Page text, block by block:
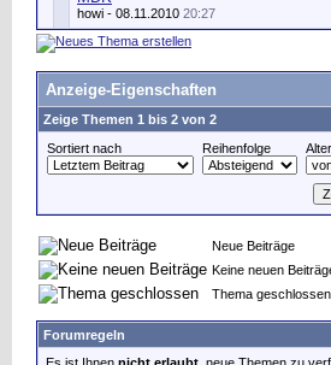
howi - 08.11.2010 20:27
Anzeige-Eigenschaften
Zeige Themen 1 bis 2 von 2
Sortiert nach
Reihenfolge Alter
Neue Beiträge
Keine neuen
Thema geschlossen
Forumregeln